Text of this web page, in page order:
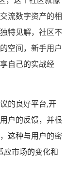
流数字资产的相
特见解，社区不
空间，新手用户
自己的实战经
的良好平台,开
户的反馈，并根
这种与用户的密
应市场的变化和